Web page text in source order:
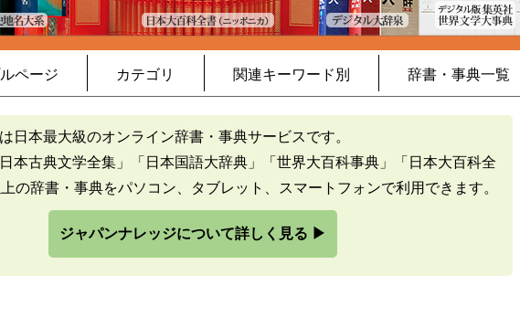
ページ カテゴリ 関連キーワード別 辞書・事典一覧
日本最大級のオンライン辞書・事典サービスです。
日本古典文学全集」「日本国語大辞典」「世界大百科事典」「日本大百科全
の辞書・事典をパソコン、タブレット、スマートフォンで利用できます。
ジャパンナレッジについて詳しく見る ▶